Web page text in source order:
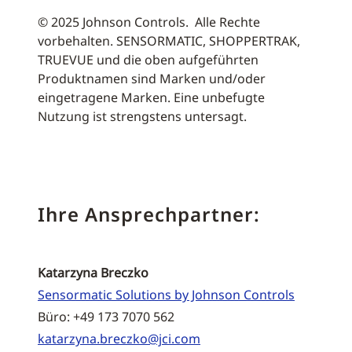
© 2025 Johnson Controls. Alle Rechte
vorbehalten. SENSORMATIC, SHOPPERTRAK,
TRUEVUE und die oben aufgeführten
Produktnamen sind Marken und/oder
eingetragene Marken. Eine unbefugte
Nutzung ist strengstens untersagt.
Ihre Ansprechpartner:
Katarzyna Breczko
Sensormatic Solutions by Johnson Controls
Büro: +49 173 7070 562
katarzyna.breczko@jci.com